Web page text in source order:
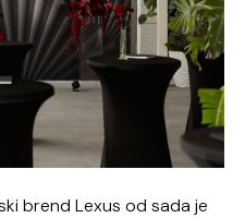
brend Lexus od sada je